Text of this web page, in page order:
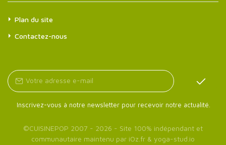
Plan du site
Contactez-nous
Inscrivez-vous à notre newsletter pour recevoir notre actualité.
©CUISINEPOP 2007 - 2026 - Site 100% indépendant et
communautaire maintenu par iOz.fr & yoga-stud.io